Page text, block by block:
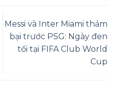
Messi và Inter Miami thảm
bại trước PSG: Ngày đen
tối tại FIFA Club World
Cup